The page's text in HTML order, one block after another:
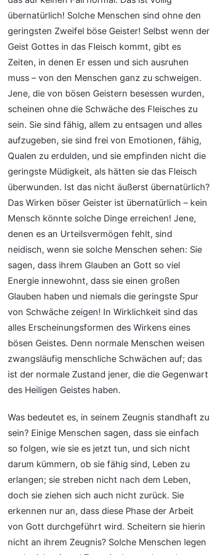
übernatürlich! Solche Menschen sind ohne den
geringsten Zweifel böse Geister! Selbst wenn der
Geist Gottes in das Fleisch kommt, gibt es
Zeiten, in denen Er essen und sich ausruhen
muss – von den Menschen ganz zu schweigen.
Jene, die von bösen Geistern besessen wurden,
scheinen ohne die Schwäche des Fleisches zu
sein. Sie sind fähig, allem zu entsagen und alles
aufzugeben, sie sind frei von Emotionen, fähig,
Qualen zu erdulden, und sie empfinden nicht die
geringste Müdigkeit, als hätten sie das Fleisch
überwunden. Ist das nicht äußerst übernatürlich?
Das Wirken böser Geister ist übernatürlich – kein
Mensch könnte solche Dinge erreichen! Jene,
denen es an Urteilsvermögen fehlt, sind
neidisch, wenn sie solche Menschen sehen: Sie
sagen, dass ihrem Glauben an Gott so viel
Energie innewohnt, dass sie einen großen
Glauben haben und niemals die geringste Spur
von Schwäche zeigen! In Wirklichkeit sind das
alles Erscheinungsformen des Wirkens eines
bösen Geistes. Denn normale Menschen weisen
zwangsläufig menschliche Schwächen auf; das
ist der normale Zustand jener, die die Gegenwart
des Heiligen Geistes haben.
Was bedeutet es, in seinem Zeugnis standhaft zu
sein? Einige Menschen sagen, dass sie einfach
so folgen, wie sie es jetzt tun, und sich nicht
darum kümmern, ob sie fähig sind, Leben zu
erlangen; sie streben nicht nach dem Leben,
doch sie ziehen sich auch nicht zurück. Sie
erkennen nur an, dass diese Phase der Arbeit
von Gott durchgeführt wird. Scheitern sie hierin
nicht an ihrem Zeugnis? Solche Menschen legen